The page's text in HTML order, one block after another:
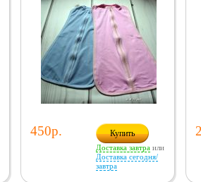
450р. Купить
Доставка завтра или
Доставка сегодня/
завтра